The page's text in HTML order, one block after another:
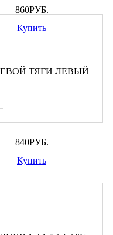
860РУБ.
Купить
840РУБ.
Купить